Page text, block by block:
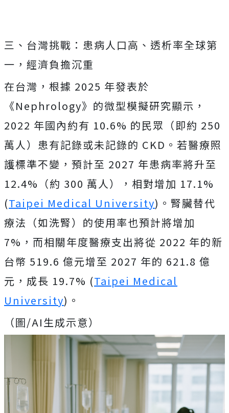
三、台灣挑戰：患病人口高、透析率全球第
一，經濟負擔沉重
在台灣，根據 2025 年發表於
《Nephrology》的微型模擬研究顯示，
2022 年國內約有 10.6% 的民眾（即約 250
萬人）患有記錄或未記錄的 CKD。若醫療照
護標準不變，預計至 2027 年患病率將升至
12.4%（約 300 萬人），相對增加 17.1%
(Taipei Medical University)。腎臟替代
療法（如洗腎）的使用率也預計將增加
7%，而相關年度醫療支出將從 2022 年的新
台幣 519.6 億元增至 2027 年的 621.8 億
元，成長 19.7% (Taipei Medical
University)。
（圖/AI生成示意）